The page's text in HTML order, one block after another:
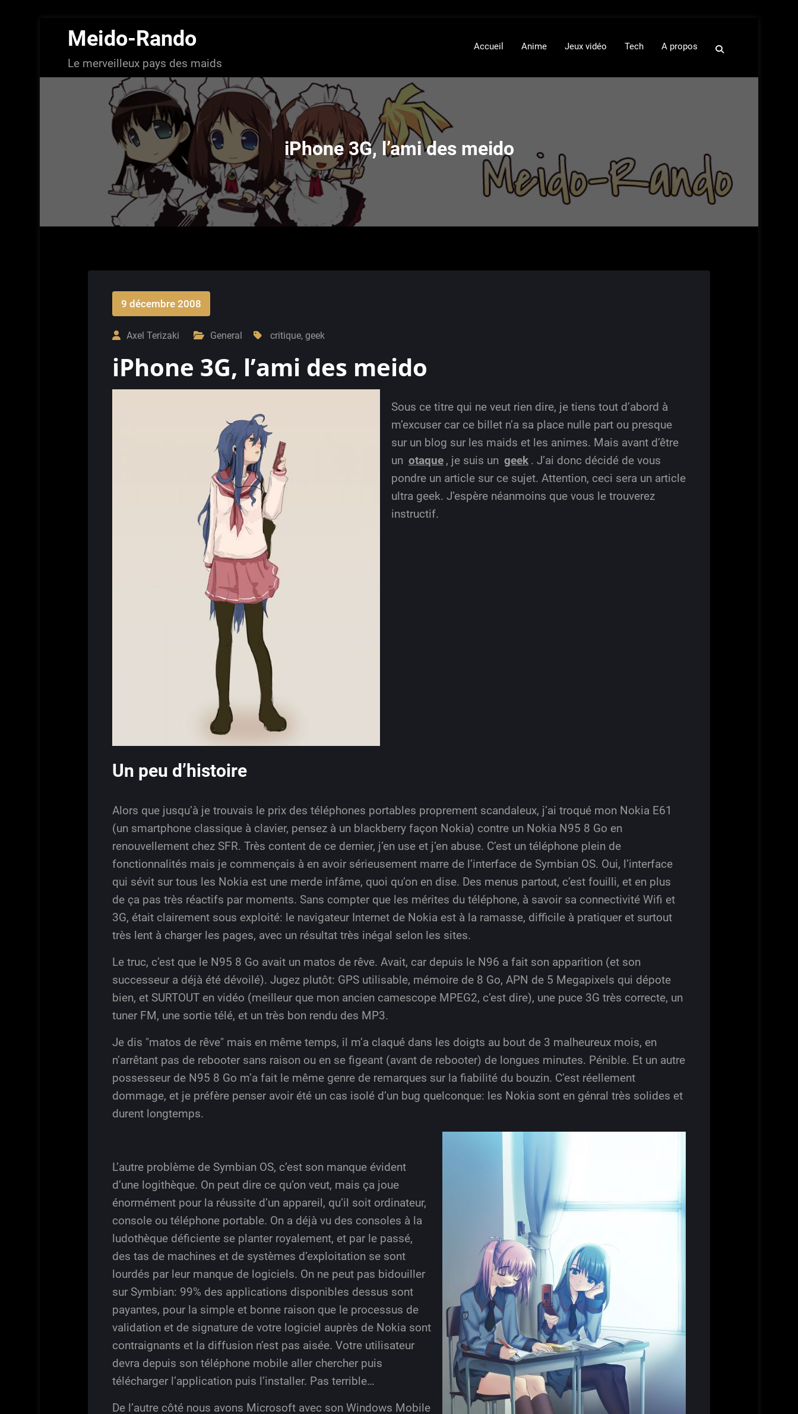
Meido-Rando
Le merveilleux pays des maids
Accueil Anime Jeux vidéo Tech A propos
iPhone 3G, l’ami des meido
9 décembre 2008
Axel Terizaki General critique, geek
iPhone 3G, l’ami des meido
Sous ce titre qui ne veut rien dire, je tiens tout d’abord à
m’excuser car ce billet n’a sa place nulle part ou presque
sur un blog sur les maids et les animes. Mais avant d’être
un otaque , je suis un geek . J’ai donc décidé de vous
pondre un article sur ce sujet. Attention, ceci sera un article
ultra geek. J’espère néanmoins que vous le trouverez
instructif.
Un peu d’histoire
Alors que jusqu’à je trouvais le prix des téléphones portables proprement scandaleux, j’ai troqué mon Nokia E61
(un smartphone classique à clavier, pensez à un blackberry façon Nokia) contre un Nokia N95 8 Go en
renouvellement chez SFR. Très content de ce dernier, j’en use et j’en abuse. C’est un téléphone plein de
fonctionnalités mais je commençais à en avoir sérieusement marre de l’interface de Symbian OS. Oui, l’interface
qui sévit sur tous les Nokia est une merde infâme, quoi qu’on en dise. Des menus partout, c’est fouilli, et en plus
de ça pas très réactifs par moments. Sans compter que les mérites du téléphone, à savoir sa connectivité Wifi et
3G, était clairement sous exploité: le navigateur Internet de Nokia est à la ramasse, difficile à pratiquer et surtout
très lent à charger les pages, avec un résultat très inégal selon les sites.
Le truc, c’est que le N95 8 Go avait un matos de rêve. Avait, car depuis le N96 a fait son apparition (et son
successeur a déjà été dévoilé). Jugez plutôt: GPS utilisable, mémoire de 8 Go, APN de 5 Megapixels qui dépote
bien, et SURTOUT en vidéo (meilleur que mon ancien camescope MPEG2, c’est dire), une puce 3G très correcte, un
tuner FM, une sortie télé, et un très bon rendu des MP3.
Je dis "matos de rêve" mais en même temps, il m’a claqué dans les doigts au bout de 3 malheureux mois, en
n’arrêtant pas de rebooter sans raison ou en se figeant (avant de rebooter) de longues minutes. Pénible. Et un autre
possesseur de N95 8 Go m’a fait le même genre de remarques sur la fiabilité du bouzin. C’est réellement
dommage, et je préfère penser avoir été un cas isolé d’un bug quelconque: les Nokia sont en génral très solides et
durent longtemps.
L’autre problème de Symbian OS, c’est son manque évident
d’une logithèque. On peut dire ce qu’on veut, mais ça joue
énormément pour la réussite d’un appareil, qu’il soit ordinateur,
console ou téléphone portable. On a déjà vu des consoles à la
ludothèque déficiente se planter royalement, et par le passé,
des tas de machines et de systèmes d’exploitation se sont
lourdés par leur manque de logiciels. On ne peut pas bidouiller
sur Symbian: 99% des applications disponibles dessus sont
payantes, pour la simple et bonne raison que le processus de
validation et de signature de votre logiciel auprès de Nokia sont
contraignants et la diffusion n’est pas aisée. Votre utilisateur
devra depuis son téléphone mobile aller chercher puis
télécharger l’application puis l’installer. Pas terrible…
De l’autre côté nous avons Microsoft avec son Windows Mobile